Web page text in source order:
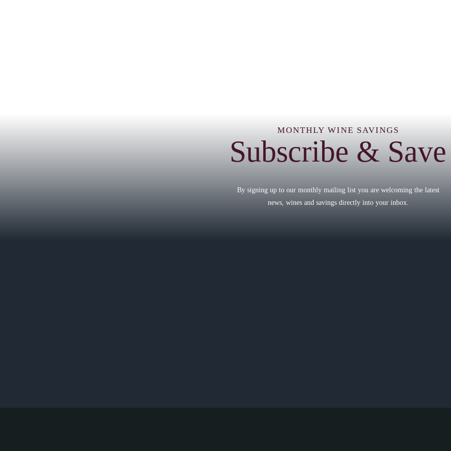
MONTHLY WINE SAVINGS
Subscribe & Save
By signing up to our monthly mailing list you are welcoming the latest
news, wines and savings directly into your inbox.